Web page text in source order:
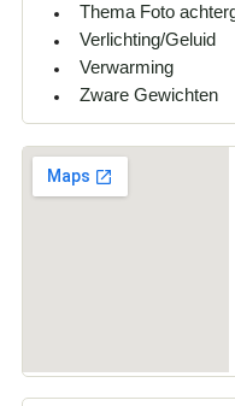
Thema Foto
Verlichting/Geluid
Verwarming
Zware Gewichten